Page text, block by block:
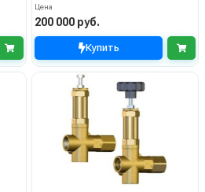
Цена
200 000 руб.
Купить